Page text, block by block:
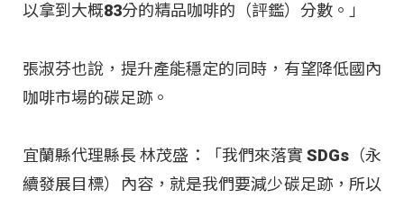
以拿到大概83分的精品咖啡的（評鑑）分數。」
張淑芬也說，提升產能穩定的同時，有望降低國內
咖啡市場的碳足跡。
宜蘭縣代理縣長 林茂盛：「我們來落實 SDGs（永
續發展目標）內容，就是我們要減少碳足跡，所以